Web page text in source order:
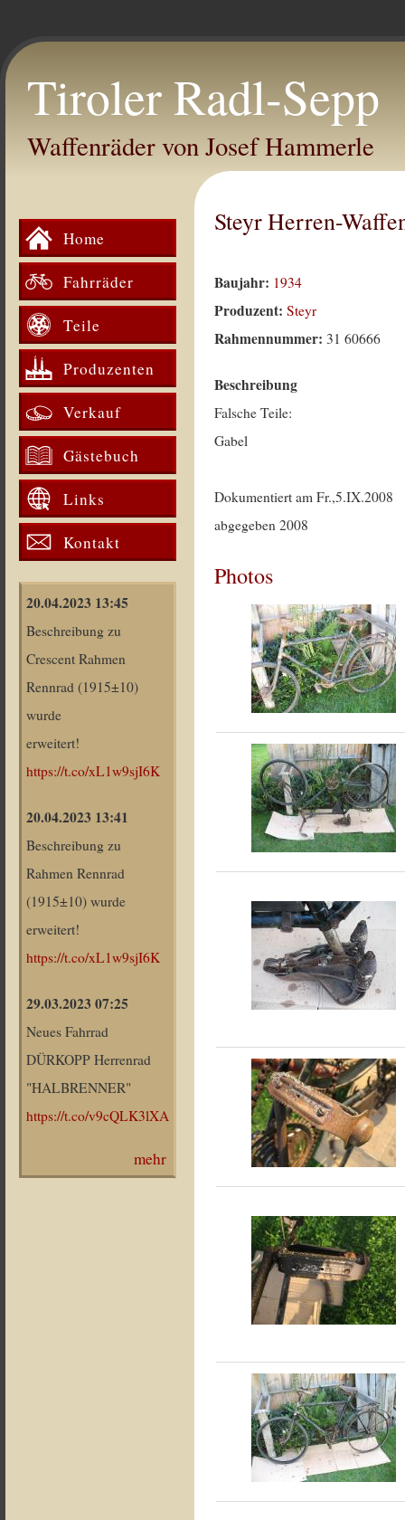
Tiroler Radl-Sepp
Waffenräder von Josef Hammerle
Home
Fahrräder
Teile
Produzenten
Verkauf
Gästebuch
Links
Kontakt
20.04.2023 13:45
Beschreibung zu
Crescent Rahmen
Rennrad (1915±10)
wurde
erweitert!
https://t.co/xL1w9sjI6K
20.04.2023 13:41
Beschreibung zu
Rahmen Rennrad
(1915±10) wurde
erweitert!
https://t.co/xL1w9sjI6K
29.03.2023 07:25
Neues Fahrrad
DÜRKOPP Herrenrad
"HALBRENNER"
https://t.co/v9cQLK3lXA
mehr
Steyr Herren-
Baujahr: 1934
Produzent:Steyr
Rahmennummer:31 60666
Beschreibung
Falsche Teile:
Gabel
Dokumentiert am Fr.,5.IX.2008
abgegeben 2008
Photos